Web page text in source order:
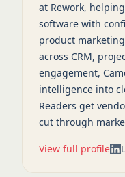
at Rework,
software with
product
across CRM,
engagement,
intelligence into
Readers get
cut through
View full profile